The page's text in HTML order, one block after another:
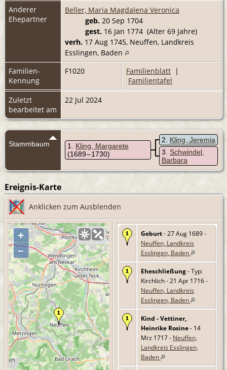
Anderer
Ehepartner
Beller, Maria Magdalena Veronica
geb. 20 Sep 1704
gest. 16 Jan 1774 (Alter 69 Jahre)
verh. 17 Aug 1745, Neuffen, Landkreis
Esslingen, Baden
Familien-
Kennung
F1020 Familienblatt |
Familientafel
Zuletzt
bearbeitet am
22 Jul 2024
Stammbaum 1
Kling, Margarete
(1689 – 1730)
2
Kling, Jeremia
3
Schwindel,
Barbara
Ereignis-Karte
Anklicken zum Ausblenden
+
–
Geburt- 27 Aug 1689 -
Neuffen, Landkreis
Esslingen, Baden
Eheschließung- Typ:
Kirchlich - 21 Apr 1716 -
Neuffen, Landkreis
Esslingen, Baden
Kind - Vettiner,
Heinrike Rosine- 14
Mrz 1717 - Neuffen,
Landkreis Esslingen,
Baden